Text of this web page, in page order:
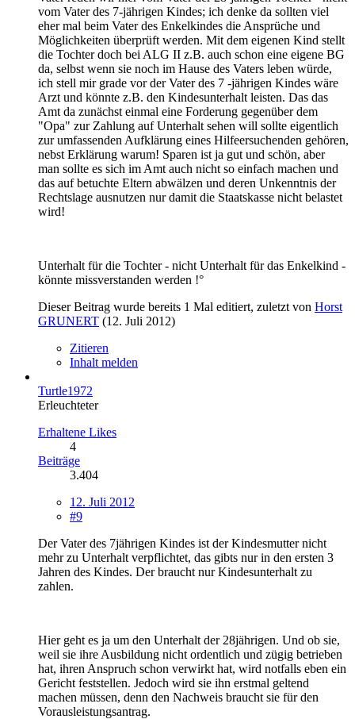
vom Vater des 7-jährigen Kindes; ich denke da sollten viel
eher mal beim Vater des Enkelkindes die Ansprüche und
Möglichkeiten überprüft werden. Mit dem eigenen Kind stellt
die Tochter doch bei ALG II z.B. auch schon eine eigene BG
da, selbst wenn sie noch im Hause des Vaters leben würde,
ich stell mir grade vor der Vater des 7 -jährigen Kindes wäre
Arzt und könnte z.B. den Kindesunterhalt leisten. Das das
Amt da zunächst einmal eine Forderung gegenüber dem
"Opa" zur Zahlung auf Unterhalt sehen will sollte eigentlich
zur umfassenden Aufklärung eines Hilfeersuchenden gehören,
nebst Erklärung warum! Sparen ist ja gut und schön, aber
man sollte es sich im Amt auch nicht so einfach machen und
das auf betuchte Eltern abwälzen und deren Unkenntnis der
Rechtslage ausnutzen nur damit die Staatskasse nicht belastet
wird!
Unterhalt für die Tochter - nicht Unterhalt für das Enkelkind -
könnte missverstanden werden !°
Dieser Beitrag wurde bereits 1 Mal editiert, zuletzt von Horst
GRUNERT (12. Juli 2012)
Zitieren
Inhalt melden
Turtle1972
Erleuchteter
Erhaltene Likes
4
Beiträge
3.404
12. Juli 2012
#9
Der Vater des 7jährigen Kindes ist der Kindesmutter nicht
mehr zu Unterhalt verpflichtet, das gibts nur in den ersten 3
Jahren des Kindes. Der braucht nur Kindesunterhalt zu
zahlen.
Hier geht es ja um den Unterhalt der 28jährigen. Und ob sie,
weil sie ihre Ausbildung nicht ordentlich und zügig betrieben
hat, ihren Anspruch schon verwirkt hat, wird notfalls eben ein
Gericht feststellen. Jedoch wird sie ihn erstmal geltend
machen müssen, denn den Nachweis braucht sie für den
Vorausleistungsantrag.